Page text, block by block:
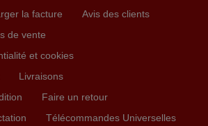
OCEALED32S0316B3
PR55FHDC218B
10102166
merci
la facture
Avis des clients
de vente
et cookies
Livraisons
Faire un retour
Télécommandes Universelles